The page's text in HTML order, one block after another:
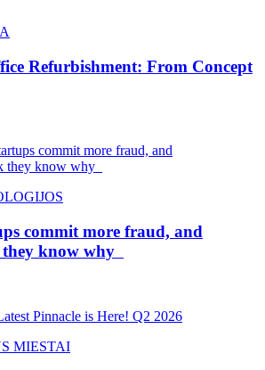
Refurbishment: From Concept
commit more fraud, and
they know why
MIESTAI